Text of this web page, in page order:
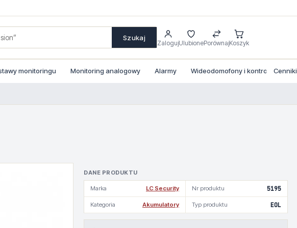
Szukaj
ZalogujUlubionePorównajKoszyk
monitoringu Monitoring analogowy Alarmy Wideodomofony i kontrola dostepu
Cenniki
DANE PRODUKTU
Marka LC Security Nr produktu 5195
Kategoria Akumulatory Typ produktu EOL